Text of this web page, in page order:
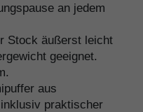
an jedem
Stock äußerst leicht
geeignet.
aus
praktischer